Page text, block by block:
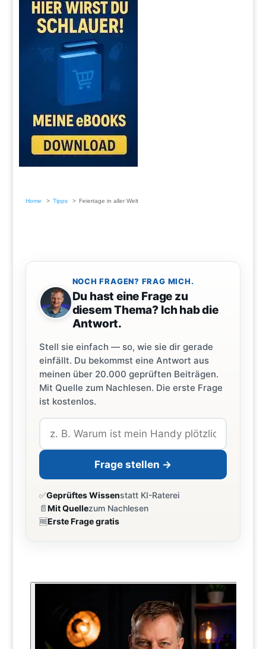
Home Tipps Feiertage in aller Welt
NOCH FRAGEN? FRAG MICH.
Du hast eine Frage zu
diesem Thema? Ich hab die
Antwort.
Stell sie einfach — so, wie sie dir gerade
einfällt. Du bekommst eine Antwort aus
meinen über 20.000 geprüften Beiträgen.
Mit Quelle zum Nachlesen. Die erste Frage
ist kostenlos.
Frage stellen →
✅Geprüftes Wissenstatt KI-Raterei
📄Mit Quellezum Nachlesen
🆓Erste Frage gratis